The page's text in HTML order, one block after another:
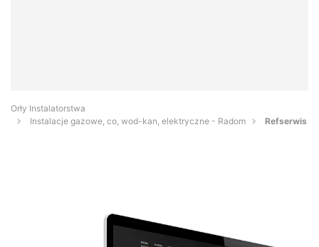
Orły Instalatorstwa
Instalacje gazowe, co, wod-kan, elektryczne - Radom
Refserwis